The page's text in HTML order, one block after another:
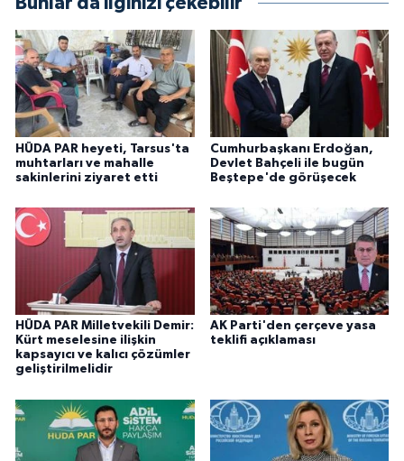
HÜDA PAR heyeti, Tarsus'ta
muhtarları ve mahalle
sakinlerini ziyaret etti
Cumhurbaşkanı Erdoğan,
Devlet Bahçeli ile bugün
Beştepe'de görüşecek
HÜDA PAR Milletvekili Demir:
Kürt meselesine ilişkin
kapsayıcı ve kalıcı çözümler
geliştirilmelidir
AK Parti'den çerçeve yasa
teklifi açıklaması